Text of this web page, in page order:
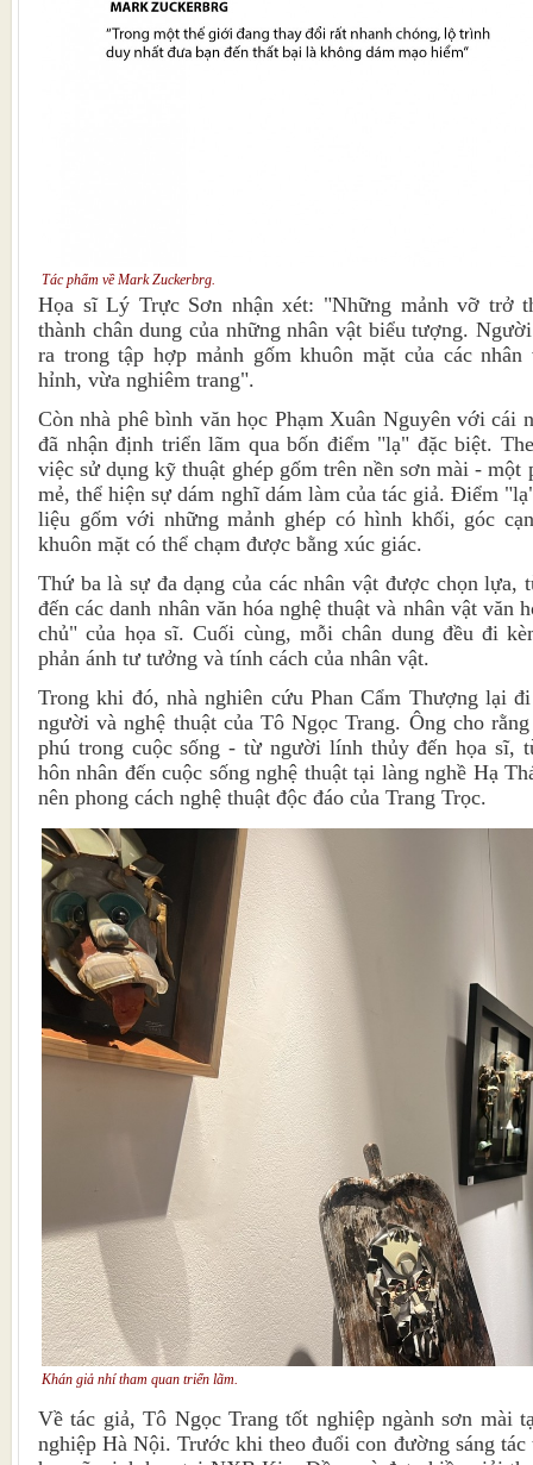
Tác phẩm về Mark Zuckerbrg.
Họa sĩ Lý Trực Sơn nhận xét: "Những mảnh vỡ trở
thành chân dung của những nhân vật biểu tượng.
ra trong tập hợp mảnh gốm khuôn mặt của các
hỉnh, vừa nghiêm trang".
Còn nhà phê bình văn học Phạm Xuân Nguyên với cái
đã nhận định triển lãm qua bốn điểm "lạ" đặc biệt.
việc sử dụng kỹ thuật ghép gốm trên nền sơn mài - một
mẻ, thể hiện sự dám nghĩ dám làm của tác giả. Điểm
liệu gốm với những mảnh ghép có hình khối, góc
khuôn mặt có thể chạm được bằng xúc giác.
Thứ ba là sự đa dạng của các nhân vật được chọn lựa,
đến các danh nhân văn hóa nghệ thuật và nhân vật văn
chủ" của họa sĩ. Cuối cùng, mỗi chân dung đều đi
phản ánh tư tưởng và tính cách của nhân vật.
Trong khi đó, nhà nghiên cứu Phan Cẩm Thượng lại
người và nghệ thuật của Tô Ngọc Trang. Ông cho
phú trong cuộc sống - từ người lính thủy đến họa sĩ,
hôn nhân đến cuộc sống nghệ thuật tại làng nghề Hạ
nên phong cách nghệ thuật độc đáo của Trang Trọc.
Khán giả nhí tham quan triển lãm.
Về tác giả, Tô Ngọc Trang tốt nghiệp ngành sơn mài
nghiệp Hà Nội. Trước khi theo đuổi con đường sáng